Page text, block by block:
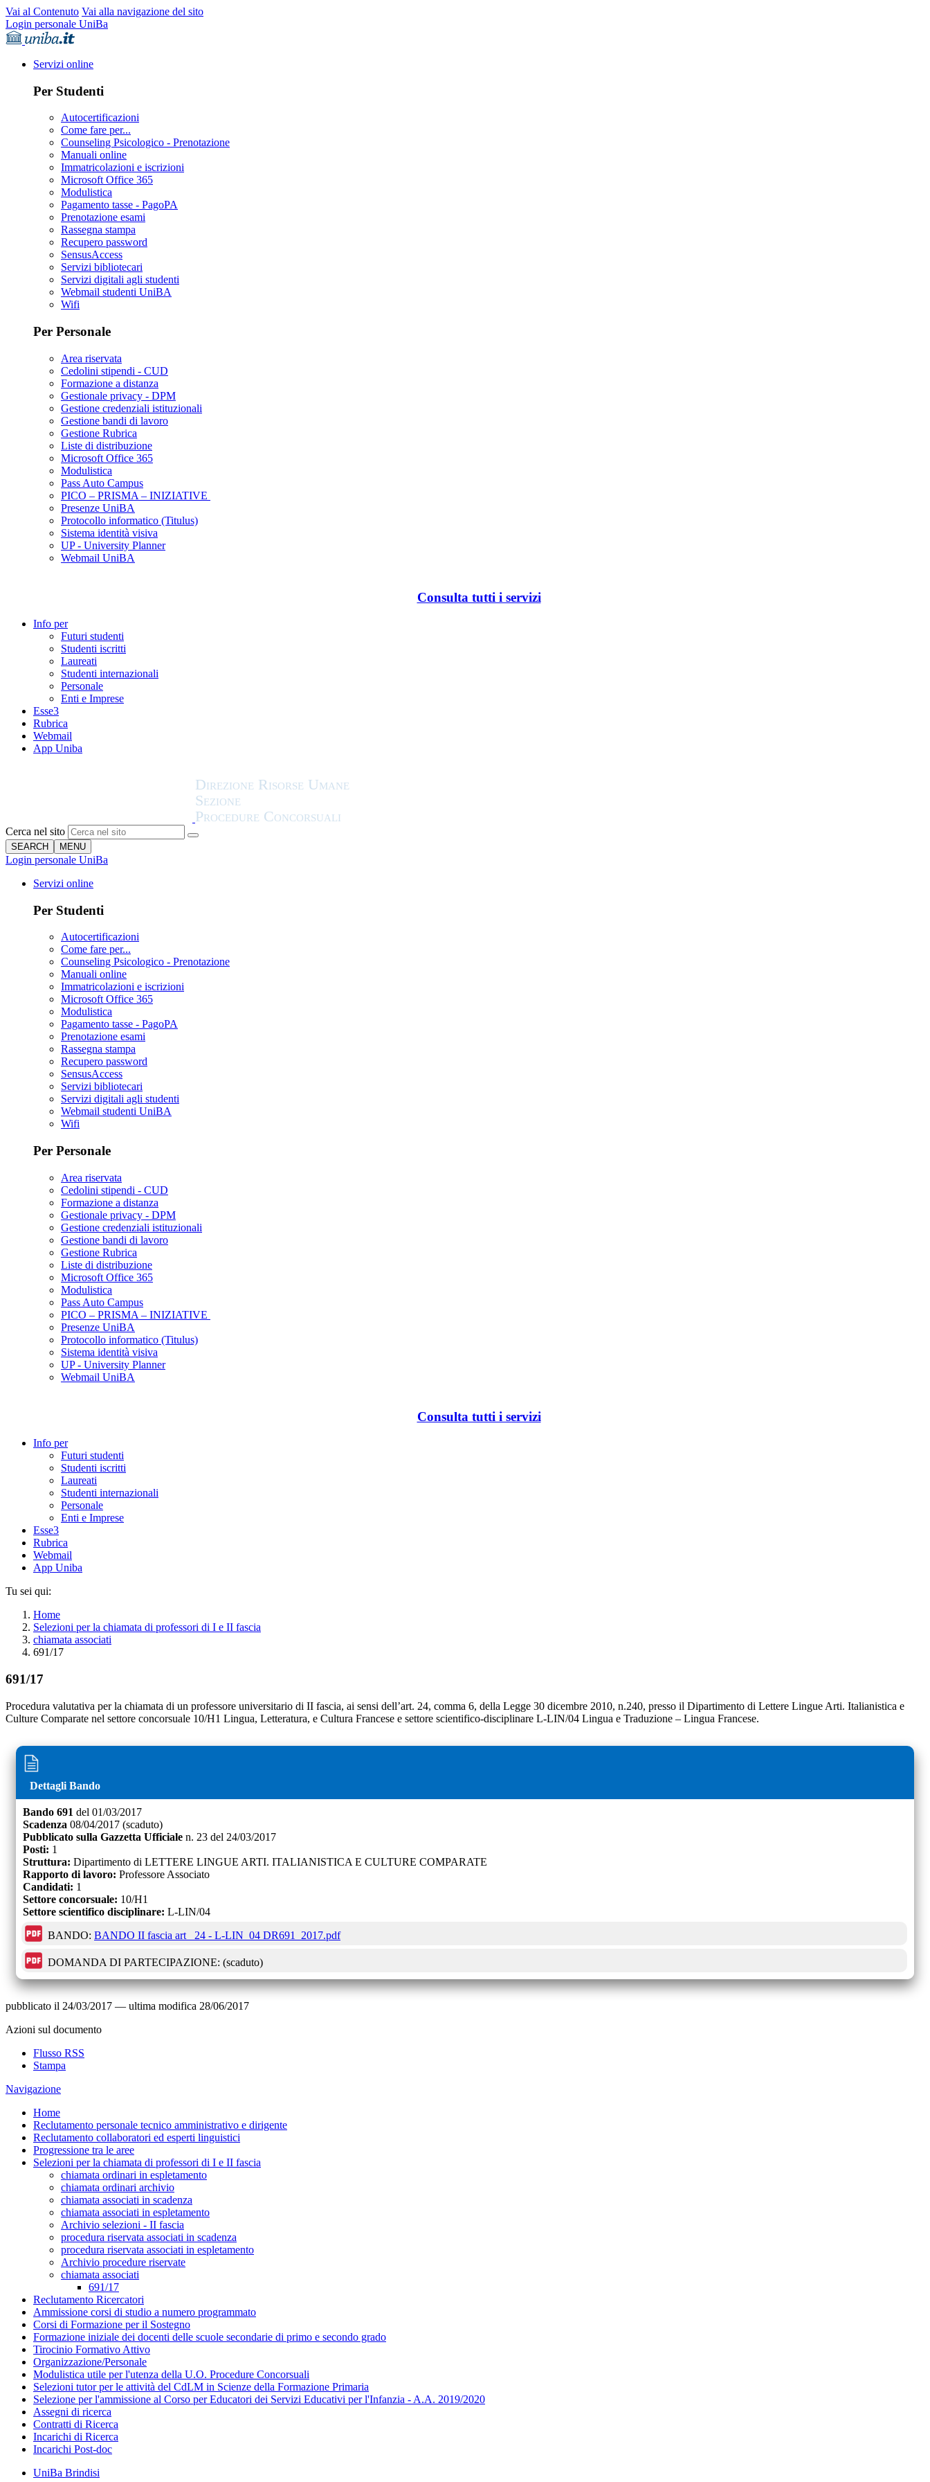
Vai al Contenuto Vai alla navigazione del sito
Login personale UniBa
Servizi online
Per Studenti
Autocertificazioni
Come fare per...
Counseling Psicologico - Prenotazione
Manuali online
Immatricolazioni e iscrizioni
Microsoft Office 365
Modulistica
Pagamento tasse - PagoPA
Prenotazione esami
Rassegna stampa
Recupero password
SensusAccess
Servizi bibliotecari
Servizi digitali agli studenti
Webmail studenti UniBA
Wifi
Per Personale
Area riservata
Cedolini stipendi - CUD
Formazione a distanza
Gestionale privacy - DPM
Gestione credenziali istituzionali
Gestione bandi di lavoro
Gestione Rubrica
Liste di distribuzione
Microsoft Office 365
Modulistica
Pass Auto Campus
PICO – PRISMA – INIZIATIVE
Presenze UniBA
Protocollo informatico (Titulus)
Sistema identità visiva
UP - University Planner
Webmail UniBA
Consulta tutti i servizi
Info per
Futuri studenti
Studenti iscritti
Laureati
Studenti internazionali
Personale
Enti e Imprese
Esse3
Rubrica
Webmail
App Uniba
Cerca nel sito
SEARCH MENU
Login personale UniBa
Servizi online
Per Studenti
Autocertificazioni
Come fare per...
Counseling Psicologico - Prenotazione
Manuali online
Immatricolazioni e iscrizioni
Microsoft Office 365
Modulistica
Pagamento tasse - PagoPA
Prenotazione esami
Rassegna stampa
Recupero password
SensusAccess
Servizi bibliotecari
Servizi digitali agli studenti
Webmail studenti UniBA
Wifi
Per Personale
Area riservata
Cedolini stipendi - CUD
Formazione a distanza
Gestionale privacy - DPM
Gestione credenziali istituzionali
Gestione bandi di lavoro
Gestione Rubrica
Liste di distribuzione
Microsoft Office 365
Modulistica
Pass Auto Campus
PICO – PRISMA – INIZIATIVE
Presenze UniBA
Protocollo informatico (Titulus)
Sistema identità visiva
UP - University Planner
Webmail UniBA
Consulta tutti i servizi
Info per
Futuri studenti
Studenti iscritti
Laureati
Studenti internazionali
Personale
Enti e Imprese
Esse3
Rubrica
Webmail
App Uniba
Tu sei qui:
Home
Selezioni per la chiamata di professori di I e II fascia
chiamata associati
691/17
691/17
Procedura valutativa per la chiamata di un professore universitario di II fascia, ai sensi dell’art. 24, comma 6, della Legge 30 dicembre 2010, n.240, presso il Dipartimento di Lettere Lingue Arti. Italianistica e
Culture Comparate nel settore concorsuale 10/H1 Lingua, Letteratura, e Cultura Francese e settore scientifico-disciplinare L-LIN/04 Lingua e Traduzione – Lingua Francese.
Dettagli Bando
Bando 691 del 01/03/2017
Scadenza 08/04/2017 (scaduto)
Pubblicato sulla Gazzetta Ufficiale n. 23 del 24/03/2017
Posti: 1
Struttura: Dipartimento di LETTERE LINGUE ARTI. ITALIANISTICA E CULTURE COMPARATE
Rapporto di lavoro: Professore Associato
Candidati: 1
Settore concorsuale: 10/H1
Settore scientifico disciplinare: L-LIN/04
BANDO: BANDO II fascia art_ 24 - L-LIN_04 DR691_2017.pdf
DOMANDA DI PARTECIPAZIONE: (scaduto)
pubblicato il 24/03/2017 — ultima modifica 28/06/2017
Azioni sul documento
Flusso RSS
Stampa
Navigazione
Home
Reclutamento personale tecnico amministrativo e dirigente
Reclutamento collaboratori ed esperti linguistici
Progressione tra le aree
Selezioni per la chiamata di professori di I e II fascia
chiamata ordinari in espletamento
chiamata ordinari archivio
chiamata associati in scadenza
chiamata associati in espletamento
Archivio selezioni - II fascia
procedura riservata associati in scadenza
procedura riservata associati in espletamento
Archivio procedure riservate
chiamata associati
691/17
Reclutamento Ricercatori
Ammissione corsi di studio a numero programmato
Corsi di Formazione per il Sostegno
Formazione iniziale dei docenti delle scuole secondarie di primo e secondo grado
Tirocinio Formativo Attivo
Organizzazione/Personale
Modulistica utile per l'utenza della U.O. Procedure Concorsuali
Selezioni tutor per le attività del CdLM in Scienze della Formazione Primaria
Selezione per l'ammissione al Corso per Educatori dei Servizi Educativi per l'Infanzia - A.A. 2019/2020
Assegni di ricerca
Contratti di Ricerca
Incarichi di Ricerca
Incarichi Post-doc
UniBa Brindisi